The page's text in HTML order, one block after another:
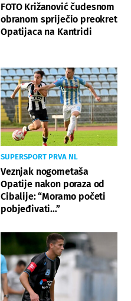
FOTO Križanović čudesnom
obranom spriječio preokret
Opatijaca na Kantridi
SUPERSPORT PRVA NL
Veznjak nogometaša
Opatije nakon poraza od
Cibalije: “Moramo početi
pobjeđivati…”